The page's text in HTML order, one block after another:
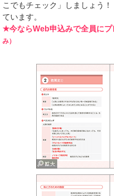
こでもチェック」しましょう
ています。
★今ならWeb申込みで全員にプ
み）